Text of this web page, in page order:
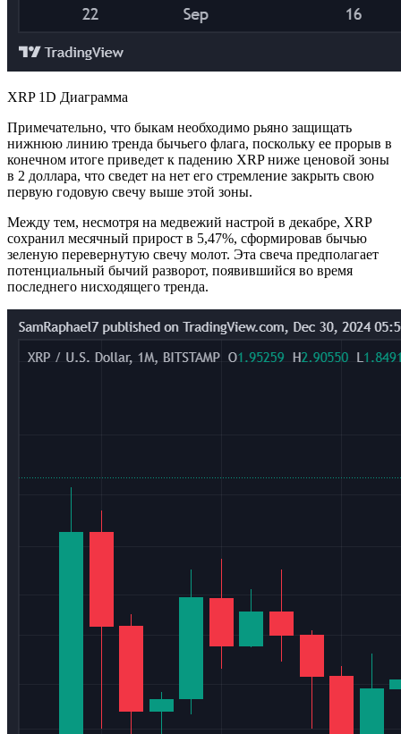
XRP 1D Диаграмма
Примечательно, что быкам необходимо рьяно защищать
нижнюю линию тренда бычьего флага, поскольку ее прорыв в
конечном итоге приведет к падению XRP ниже ценовой зоны
в 2 доллара, что сведет на нет его стремление закрыть свою
первую годовую свечу выше этой зоны.
Между тем, несмотря на медвежий настрой в декабре, XRP
сохранил месячный прирост в 5,47%, сформировав бычью
зеленую перевернутую свечу молот. Эта свеча предполагает
потенциальный бычий разворот, появившийся во время
последнего нисходящего тренда.